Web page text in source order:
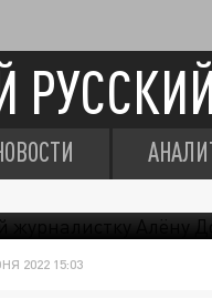
2022 15:03